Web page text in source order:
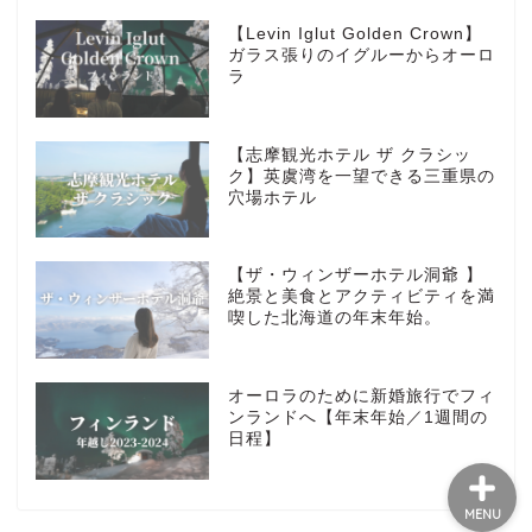
【Levin Iglut Golden Crown】
ガラス張りのイグルーからオーロ
ラ
【志摩観光ホテル ザ クラシッ
ク】英虞湾を一望できる三重県の
穴場ホテル
【ザ・ウィンザーホテル洞爺 】
絶景と美食とアクティビティを満
喫した北海道の年末年始。
オーロラのために新婚旅行でフィ
ンランドへ【年末年始／1週間の
日程】
MENU
HOTEL
TRAVEL
Contact